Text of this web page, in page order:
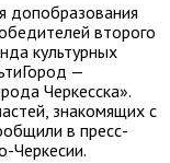
допобразования
второго
культурных
—
Черкесска».
знакомящих с
в пресс-
Черкесии.